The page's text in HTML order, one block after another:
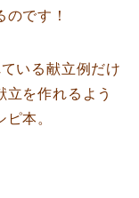
です！
いる献立例だけ
を作れるよう
本。